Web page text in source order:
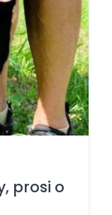
prosi o